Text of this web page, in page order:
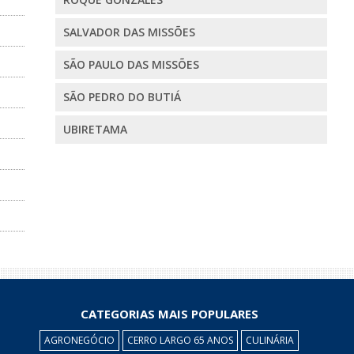
SALVADOR DAS MISSÕES
SÃO PAULO DAS MISSÕES
SÃO PEDRO DO BUTIÁ
UBIRETAMA
CATEGORIAS MAIS POPULARES
AGRONEGÓCIO CERRO LARGO 65 ANOS CULINÁRIA